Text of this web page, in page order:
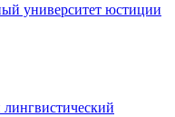
университет юстиции